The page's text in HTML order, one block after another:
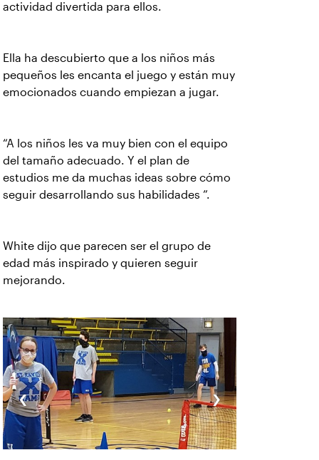
actividad divertida para ellos.
Ella ha descubierto que a los niños más
pequeños les encanta el juego y están muy
emocionados cuando empiezan a jugar.
“A los niños les va muy bien con el equipo
del tamaño adecuado. Y el plan de
estudios me da muchas ideas sobre cómo
seguir desarrollando sus habilidades ”.
White dijo que parecen ser el grupo de
edad más inspirado y quieren seguir
mejorando.
‹ ›